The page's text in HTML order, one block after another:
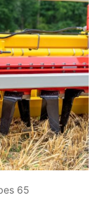
65